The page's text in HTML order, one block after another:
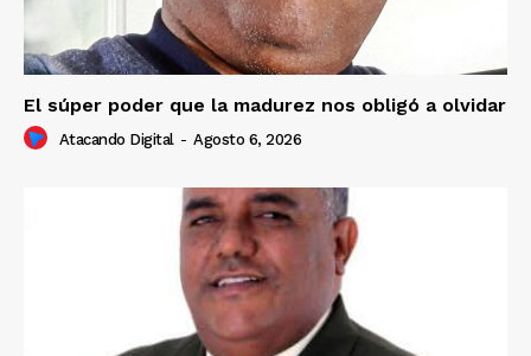
El súper poder que la madurez nos obligó a olvidar
Atacando Digital - Agosto 6, 2026